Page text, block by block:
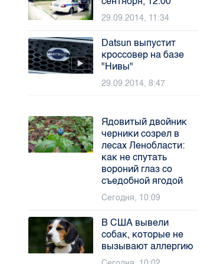
29.09.2014, 11:34
Datsun выпустит
кроссовер на базе
"Нивы"
29.09.2014, 8:47
Ядовитый двойник
черники созрел в
лесах Ленобласти:
как не спутать
вороний глаз со
съедобной ягодой
Сегодня, 10:09
В США вывели
собак, которые не
вызывают аллергию